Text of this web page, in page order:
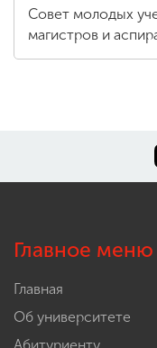
Совет молодых
магистров и
Главное меню
Главная
Об университете